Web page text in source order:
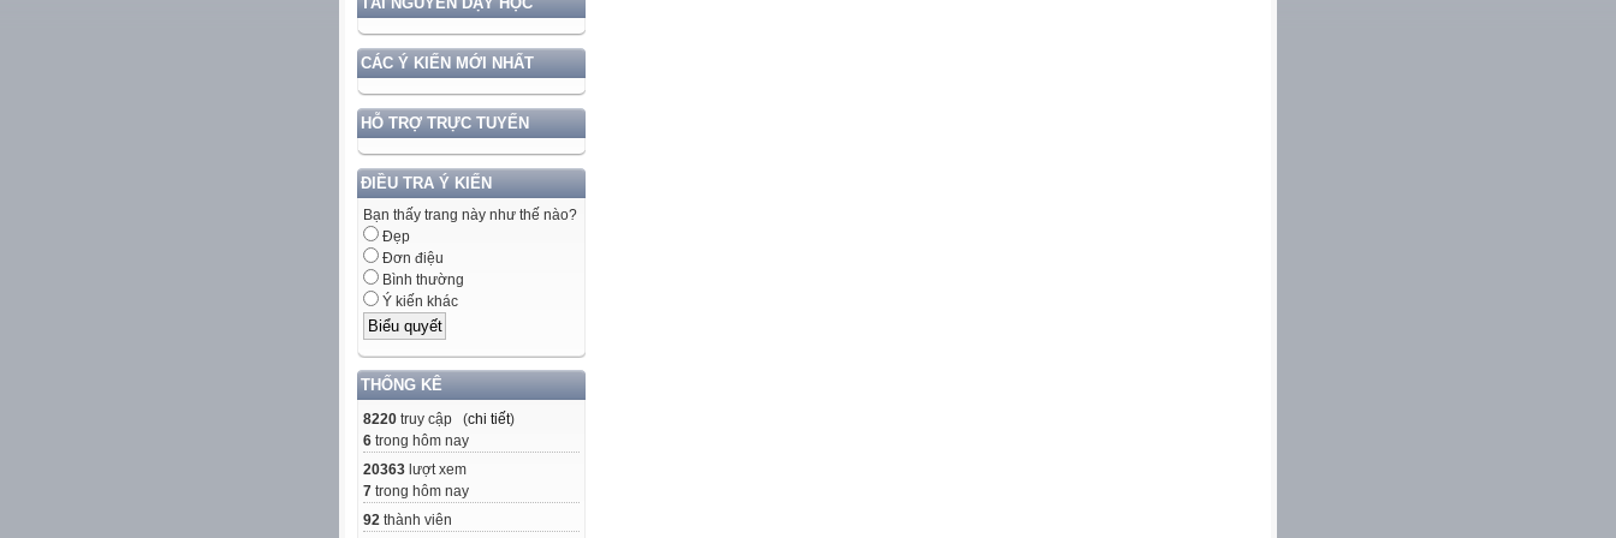
CÁC Ý KIẾN MỚI NHẤT
HỖ TRỢ TRỰC TUYẾN
ĐIỀU TRA Ý KIẾN
Bạn thấy trang này như thế nào?
Đẹp
Đơn điệu
Bình thường
Ý kiến khác
THỐNG KÊ
8220 truy cập (chi tiết)
6 trong hôm nay
20363 lượt xem
7 trong hôm nay
92 thành viên